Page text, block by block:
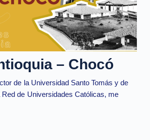
– Chocó
de la Universidad Santo Tomás y de
Red de Universidades Católicas, me